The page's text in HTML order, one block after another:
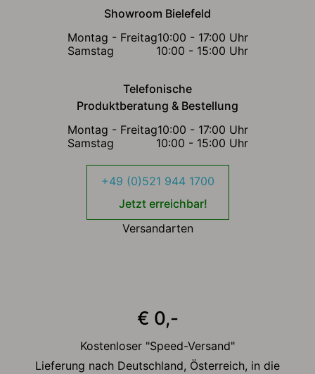
Showroom Bielefeld
Montag - Freitag10:00 - 17:00 Uhr
Samstag
10:00 - 15:00 Uhr
Telefonische
Produktberatung & Bestellung
Montag - Freitag10:00 - 17:00 Uhr
Samstag
10:00 - 15:00 Uhr
+49 (0)521 944 1700
Jetzt erreichbar!
Versandarten
€ 0,-
Kostenloser "Speed-Versand"
Lieferung nach Deutschland, Österreich, in die